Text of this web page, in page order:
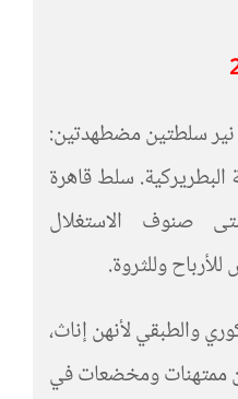
سلطتين مضطهدتين:
البطريركية. سلط قاهرة
صنوف الاستغلال
وللثروة.
والطبقي لأنهن إناث،
ممتهنات ومخضعات في